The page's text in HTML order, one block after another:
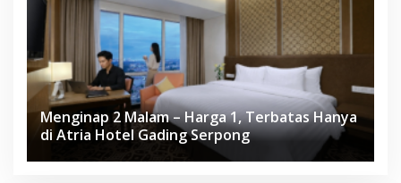
Menginap 2 Malam – Harga 1, Terbatas Hanya
di Atria Hotel Gading Serpong